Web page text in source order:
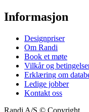
Informasjon
Designpriser
Om Randi
Book et møte
Vilkår og
Erklæring om
Ledige jobber
Kontakt oss
Randi A/S © Copyright